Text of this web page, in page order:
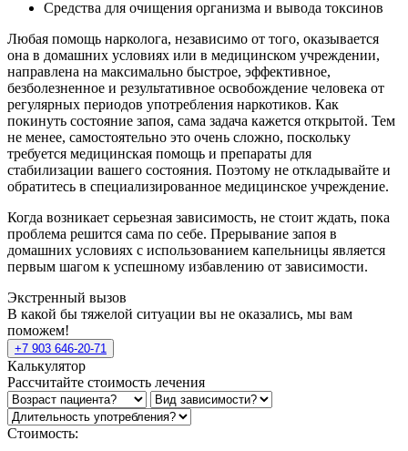
Средства для очищения организма и вывода токсинов
Любая помощь нарколога, независимо от того, оказывается
она в домашних условиях или в медицинском учреждении,
направлена на максимально быстрое, эффективное,
безболезненное и результативное освобождение человека от
регулярных периодов употребления наркотиков. Как
покинуть состояние запоя, сама задача кажется открытой. Тем
не менее, самостоятельно это очень сложно, поскольку
требуется медицинская помощь и препараты для
стабилизации вашего состояния. Поэтому не откладывайте и
обратитесь в специализированное медицинское учреждение.
Когда возникает серьезная зависимость, не стоит ждать, пока
проблема решится сама по себе. Прерывание запоя в
домашних условиях с использованием капельницы является
первым шагом к успешному избавлению от зависимости.
Экстренный вызов
В какой бы тяжелой ситуации вы не оказались, мы вам
поможем!
+7 903 646-20-71
Калькулятор
Рассчитайте стоимость лечения
Стоимость: